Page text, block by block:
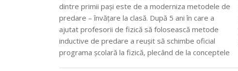
dintre primii pași este de a moderniza metodele de
predare – învățare la clasă. După 5 ani în care a
ajutat profesorii de fizică să folosească metode
inductive de predare a reușit să schimbe oficial
programa școlară la fizică, plecând de la conceptele